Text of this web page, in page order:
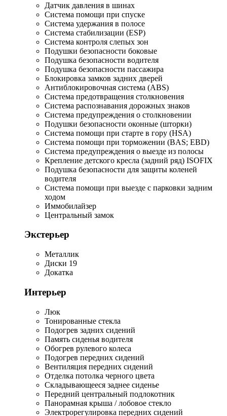
Датчик давления в шинах
Система помощи при спуске
Система удержания в полосе
Система стабилизации (ESP)
Система контроля слепых зон
Подушки безопасности боковые
Подушка безопасности водителя
Подушка безопасности пассажира
Блокировка замков задних дверей
Антиблокировочная система (ABS)
Система предотвращения столкновения
Система распознавания дорожных знаков
Система предупреждения о столкновении
Подушки безопасности оконные (шторки)
Система помощи при старте в гору (HSA)
Система помощи при торможении (BAS; EBD)
Система предупреждения о выезде из полосы
Крепление детского кресла (задний ряд) ISOFIX
Подушка безопасности для защиты коленей
водителя
Система помощи при выезде с парковки задним
ходом
Иммобилайзер
Центральный замок
Экстерьер
Металлик
Диски 19
Докатка
Интерьер
Люк
Тонированные стекла
Подогрев задних сидений
Память сиденья водителя
Обогрев рулевого колеса
Подогрев передних сидений
Вентиляция передних сидений
Отделка потолка черного цвета
Складывающееся заднее сиденье
Передний центральный подлокотник
Панорамная крыша / лобовое стекло
Электрорегулировка передних сидений